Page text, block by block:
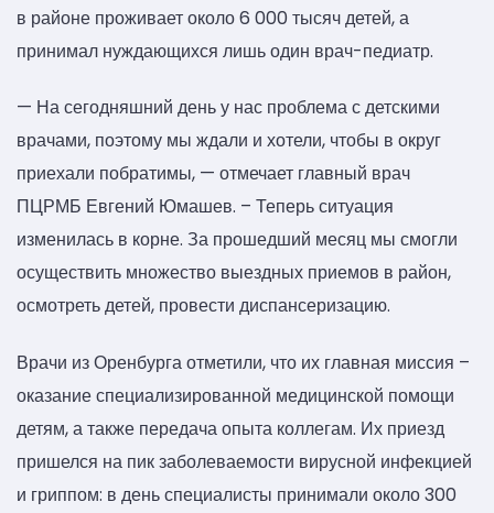
в районе проживает около 6 000 тысяч детей, а
принимал нуждающихся лишь один врач-педиатр.
— На сегодняшний день у нас проблема с детскими
врачами, поэтому мы ждали и хотели, чтобы в округ
приехали побратимы, — отмечает главный врач
ПЦРМБ Евгений Юмашев. – Теперь ситуация
изменилась в корне. За прошедший месяц мы смогли
осуществить множество выездных приемов в район,
осмотреть детей, провести диспансеризацию.
Врачи из Оренбурга отметили, что их главная миссия –
оказание специализированной медицинской помощи
детям, а также передача опыта коллегам. Их приезд
пришелся на пик заболеваемости вирусной инфекцией
и гриппом: в день специалисты принимали около 300